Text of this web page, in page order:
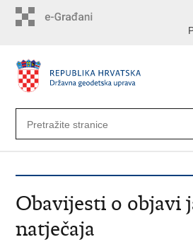
Obavijesti o objavi
natječaja